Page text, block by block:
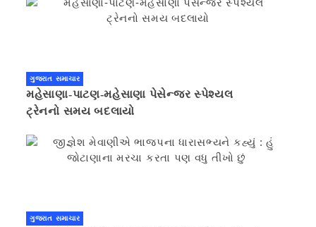
ગુજરાત સમાચાર
મહેસાણા-પાટણ-મહેસાણા પેસેન્જર સ્પેશ્યલ
ટ્રેનનો સમય બદલાયો
ગુજરાત સમાચાર